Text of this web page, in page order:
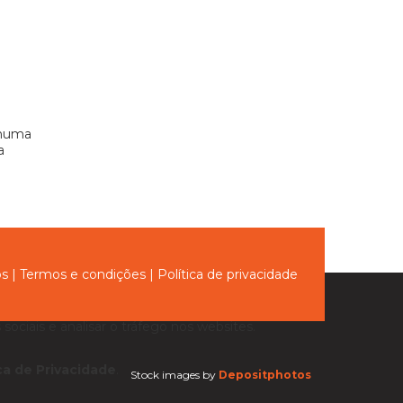
| Termos e condições | Política de privacidade
Stock images by Depositphotos
e analisar o tráfego nos websites.